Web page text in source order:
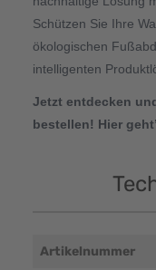
Schützen Sie Ihre
ökologischen
intelligenten
Jetzt entdecken
bestellen! Hier
Artikelnummer